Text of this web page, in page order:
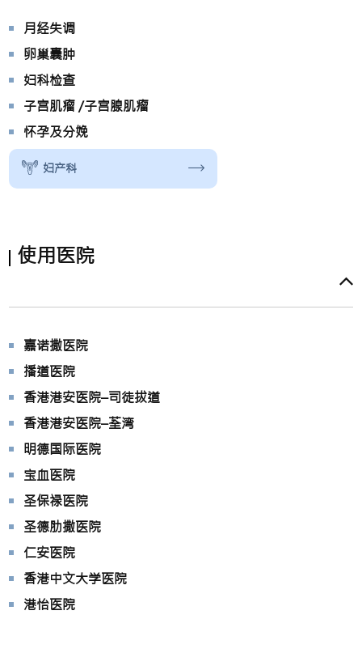
月经失调
卵巢囊肿
妇科检查
子宫肌瘤 /子宫腺肌瘤
怀孕及分娩
妇产科
使用医院
嘉诺撒医院
播道医院
香港港安医院–司徒拔道
香港港安医院–荃湾
明德国际医院
宝血医院
圣保禄医院
圣德肋撒医院
仁安医院
香港中文大学医院
港怡医院